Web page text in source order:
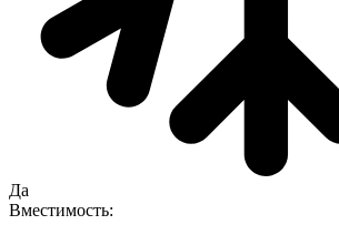
Да
Вместимость: